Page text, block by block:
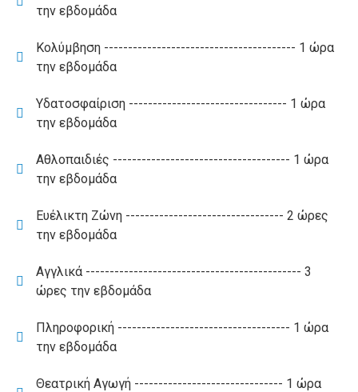
την εβδομάδα
Κολύμβηση ---------------------------------------- 1 ώρα
την εβδομάδα
Υδατοσφαίριση --------------------------------- 1 ώρα
την εβδομάδα
Αθλοπαιδιές ------------------------------------- 1 ώρα
την εβδομάδα
Ευέλικτη Ζώνη --------------------------------- 2 ώρες
την εβδομάδα
Αγγλικά --------------------------------------------- 3
ώρες την εβδομάδα
Πληροφορική ------------------------------------ 1 ώρα
την εβδομάδα
Θεατρική Αγωγή ------------------------------- 1 ώρα